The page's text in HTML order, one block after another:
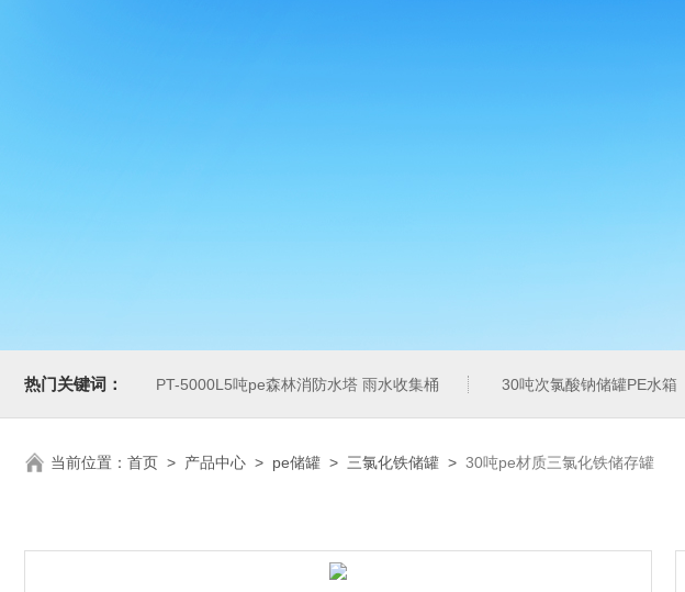
热门关键词： PT-5000L5吨pe森林消防水塔 雨水收集桶 30吨次氯酸钠储罐PE水箱
当前位置： 首页 > 产品中心 > pe储罐 > 三氯化铁储罐 > 30吨pe材质三氯化铁储存罐